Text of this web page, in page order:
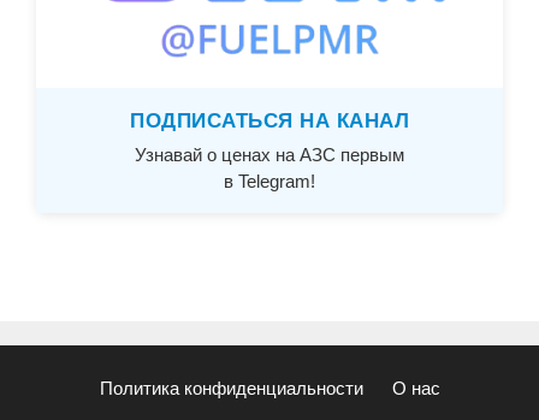
ПОДПИСАТЬСЯ НА КАНАЛ
Узнавай о ценах на АЗС первым
в Telegram!
Политика конфиденциальности О нас